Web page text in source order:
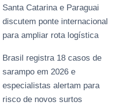
Santa Catarina e Paraguai
discutem ponte internacional
para ampliar rota logística
Brasil registra 18 casos de
sarampo em 2026 e
especialistas alertam para
risco de novos surtos